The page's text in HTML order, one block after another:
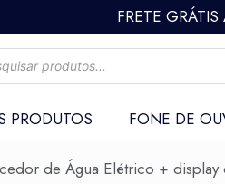
FRETE
PRODUTOS FONE DE
de Água Elétrico +